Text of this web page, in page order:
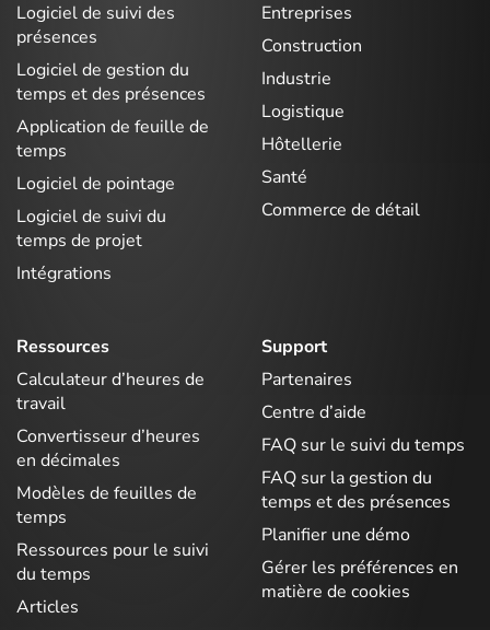
Logiciel de suivi des
présences
Logiciel de gestion du
temps et des présences
Application de feuille de
temps
Logiciel de pointage
Logiciel de suivi du
temps de projet
Intégrations
Entreprises
Construction
Industrie
Logistique
Hôtellerie
Santé
Commerce de détail
Ressources
Calculateur d’heures de
travail
Convertisseur d’heures
en décimales
Modèles de feuilles de
temps
Ressources pour le suivi
du temps
Articles
Support
Partenaires
Centre d’aide
FAQ sur le suivi du temps
FAQ sur la gestion du
temps et des présences
Planifier une démo
Gérer les préférences en
matière de cookies